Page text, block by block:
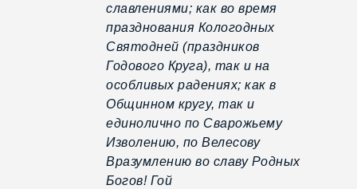
славлениями; как во время
празднования Кологодных
Святодней (праздников
Годового Круга), так и на
особливых радениях; как в
Общинном кругу, так и
единолично по Сварожьему
Изволению, по Велесову
Вразумлению во славу Родных
Богов! Гой